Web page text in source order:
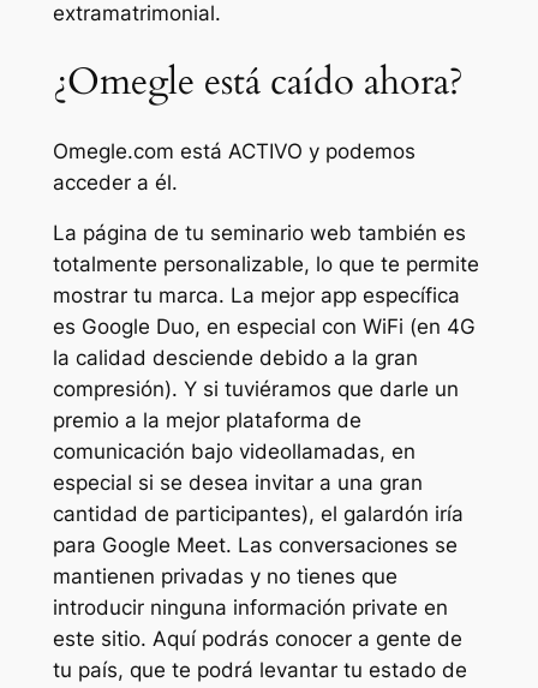
extramatrimonial.
¿Omegle está caído ahora?
Omegle.com está ACTIVO y podemos
acceder a él.
La página de tu seminario web también es
totalmente personalizable, lo que te permite
mostrar tu marca. La mejor app específica
es Google Duo, en especial con WiFi (en 4G
la calidad desciende debido a la gran
compresión). Y si tuviéramos que darle un
premio a la mejor plataforma de
comunicación bajo videollamadas, en
especial si se desea invitar a una gran
cantidad de participantes), el galardón iría
para Google Meet. Las conversaciones se
mantienen privadas y no tienes que
introducir ninguna información private en
este sitio. Aquí podrás conocer a gente de
tu país, que te podrá levantar tu estado de